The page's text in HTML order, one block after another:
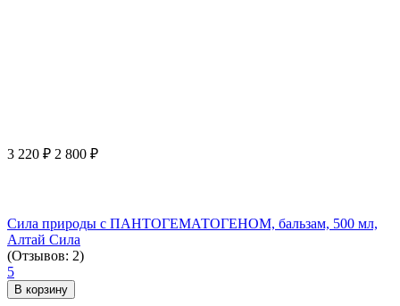
3 220 ₽ 2 800 ₽
Сила природы с ПАНТОГЕМАТОГЕНОМ, бальзам, 500 мл,
Алтай Сила
(Отзывов: 2)
5
В корзину